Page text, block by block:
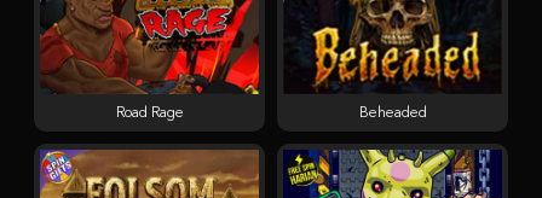
Beheaded
Road Rage